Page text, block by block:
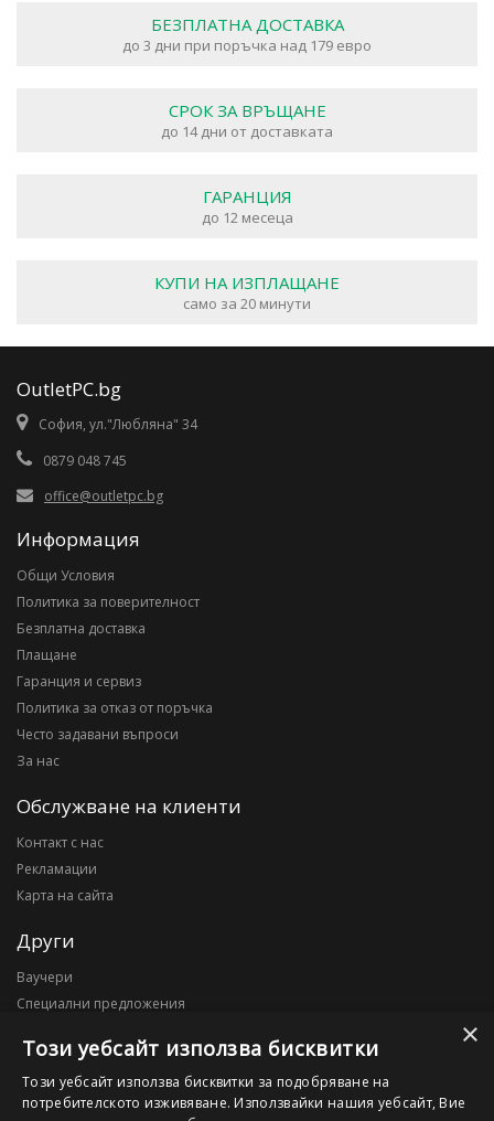
БЕЗПЛАТНА ДОСТАВКА
до 3 дни при поръчка над 179 евро
СРОК ЗА ВРЪЩАНЕ
до 14 дни от доставката
ГАРАНЦИЯ
до 12 месеца
КУПИ НА ИЗПЛАЩАНЕ
само за 20 минути
OutletPC.bg
София, ул."Любляна" 34
0879 048 745
office@outletpc.bg
Информация
Общи Условия
Политика за поверителност
Безплатна доставка
Плащане
Гаранция и сервиз
Политика за отказ от поръчка
Често задавани въпроси
За нас
Обслужване на клиенти
Контакт с нас
Рекламации
Карта на сайта
Други
Ваучери
Специални предложения
Моят профил
Моят профил
×
Този уебсайт използва бисквитки
Този уебсайт използва бисквитки за подобряване на
потребителското изживяване. Използвайки нашия уебсайт, Вие